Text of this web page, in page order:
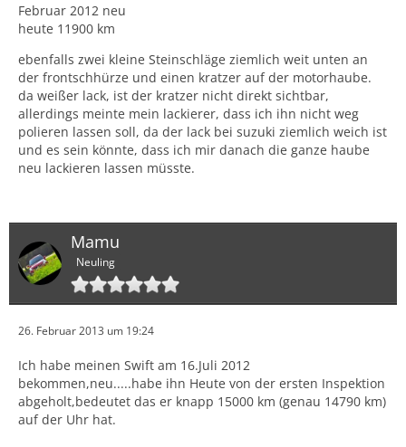
Februar 2012 neu
heute 11900 km
ebenfalls zwei kleine Steinschläge ziemlich weit unten an
der frontschhürze und einen kratzer auf der motorhaube.
da weißer lack, ist der kratzer nicht direkt sichtbar,
allerdings meinte mein lackierer, dass ich ihn nicht weg
polieren lassen soll, da der lack bei suzuki ziemlich weich ist
und es sein könnte, dass ich mir danach die ganze haube
neu lackieren lassen müsste.
Mamu
Neuling
26. Februar 2013 um 19:24
Ich habe meinen Swift am 16.Juli 2012
bekommen,neu.....habe ihn Heute von der ersten Inspektion
abgeholt,bedeutet das er knapp 15000 km (genau 14790 km)
auf der Uhr hat.